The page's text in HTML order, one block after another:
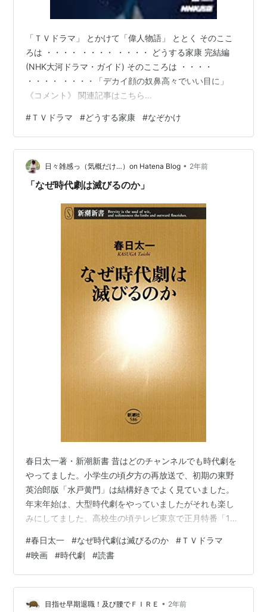
「ＴＶドラマ」 とかけて「偉人物語」 ととく そのここ
ろは ・・・・ ・・・・ ・・・・ どうする家康 完結編
(NHK大河ドラマ・ガイド) そのこころは ・・・・
・・・・ ・・・・「デカイ顔の奴鼻高々でいい目に」
《コメント》 関連記事はこちら
05753b5dd8f00b9bf94d223e 「どうする家康」は 最
高傑作だと思うんだけど。 批判する人が多くてビック
リ。 【清きご一票を】人気ｂｌｏｇランキング（社会経
済ニュース部門）に登録しています。もし上のなぞかけ
が面白いと思われたら、次を…
#ＴＶドラマ #どうする家康 #なぞかけ
日々雑感っ（気概だけ…）on Hatena Blog • 2年前
「なぜ時代劇は滅びるのか」
春日太一著・新潮新書 昔はどのチャンネルでも時代劇を
やってました。小学生の頃夕方の再放送で、初期の東野
英治郎版「水戸黄門」は結構好きでよく見ていました。
年末年始は、大型時代劇をやっていましたがそれも楽し
みにしてました。高校生の頃テレビ東京で正月特番「12
本武蔵」五部作（武蔵役は中村錦之助）を放送、翌年、
同じ枠、武蔵は同じ萬屋（中村）錦之助で巌流島決戦後
の武蔵を描く「それからの武蔵」が放送されすっかり武
蔵にハマりました。今でも東映版の「宮本武蔵」は武蔵
映画のNo1だと思います。TVでも何度も映像化されてい
#春日太一 #なぜ時代劇は滅びるのか #ＴＶドラマ
#映画 #時代劇 #読書
目指せ早期退職！及び腰でＦＩＲＥ • 2年前